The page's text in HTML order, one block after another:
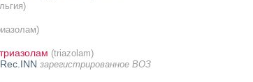
триазолам (triazolam)
Rec.INN зарегистрированное ВОЗ